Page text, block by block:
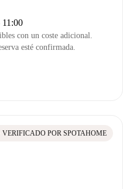
con un coste adicional.
esté confirmada.
VERIFICADO POR SPOTAHOME